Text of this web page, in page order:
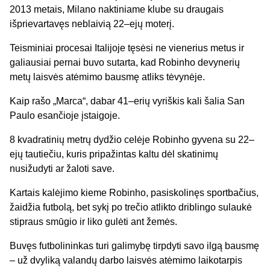
2013 metais, Milano naktiniame klube su draugais
išprievartavęs neblaivią 22–ejų moterį.
Teisminiai procesai Italijoje tęsėsi ne vienerius metus ir
galiausiai pernai buvo sutarta, kad Robinho devynerių
metų laisvės atėmimo bausmę atliks tėvynėje.
Kaip rašo „Marca“, dabar 41–erių vyriškis kali šalia San
Paulo esančioje įstaigoje.
8 kvadratinių metrų dydžio celėje Robinho gyvena su 22–
ejų tautiečiu, kuris pripažintas kaltu dėl skatinimų
nusižudyti ar žaloti save.
Kartais kalėjimo kieme Robinho, pasiskolinęs sportbačius,
žaidžia futbolą, bet sykį po trečio atlikto driblingo sulaukė
stipraus smūgio ir liko gulėti ant žemės.
Buvęs futbolininkas turi galimybę tirpdyti savo ilgą bausmę
– už dvyliką valandų darbo laisvės atėmimo laikotarpis